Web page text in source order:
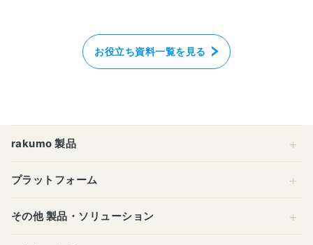
お役立ち資料一覧を見る
rakumo 製品
プラットフォーム
その他 製品・ソリューション